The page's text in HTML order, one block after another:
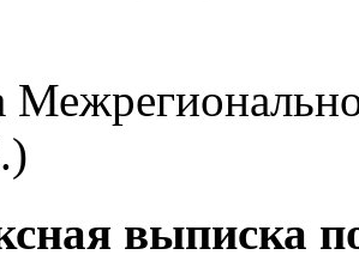
выписка